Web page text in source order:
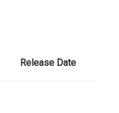
Release Date